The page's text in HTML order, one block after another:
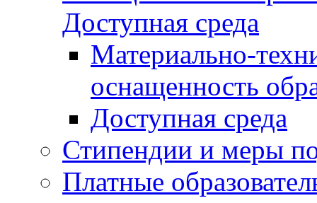
Доступная среда
Материально-
оснащенность
Доступная среда
Стипендии и меры
Платные